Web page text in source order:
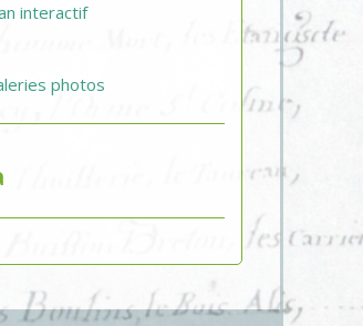
interactif
photos